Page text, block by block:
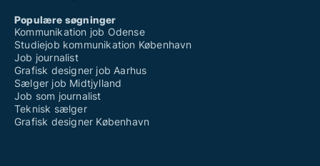
Populære søgninger
Kommunikation job Odense
Studiejob kommunikation København
Job journalist
Grafisk designer job Aarhus
Sælger job Midtjylland
Job som journalist
Teknisk sælger
Grafisk designer København